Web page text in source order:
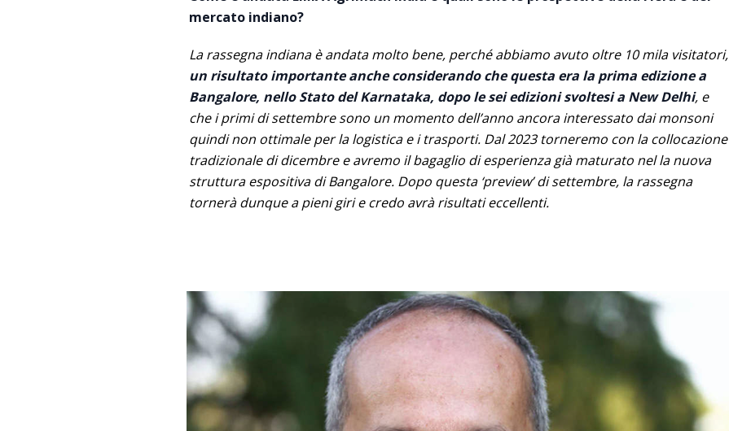
mercato indiano?
La rassegna indiana è andata molto bene, perché abbiamo avuto oltre 10 mila visitatori,
un risultato importante anche considerando che questa era la prima edizione a
Bangalore, nello Stato del Karnataka, dopo le sei edizioni svoltesi a New Delhi, e
che i primi di settembre sono un momento dell’anno ancora interessato dai monsoni
quindi non ottimale per la logistica e i trasporti. Dal 2023 torneremo con la collocazione
tradizionale di dicembre e avremo il bagaglio di esperienza già maturato nel la nuova
struttura espositiva di Bangalore. Dopo questa ‘preview’ di settembre, la rassegna
tornerà dunque a pieni giri e credo avrà risultati eccellenti.